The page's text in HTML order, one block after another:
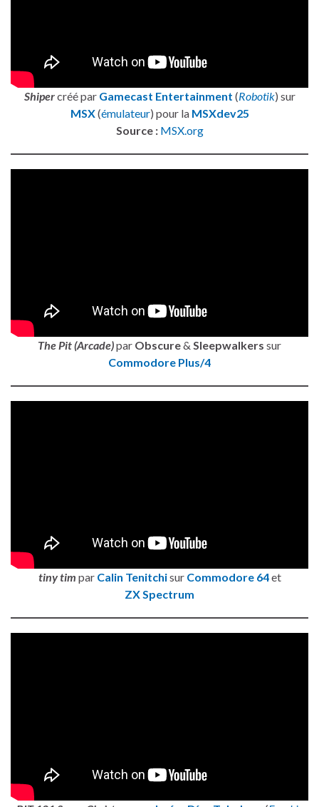
Shipercréé par Gamecast Entertainment (Robotik) sur
MSX(émulateur) pour la MSXdev25
Source : MSX.org
The Pit (Arcade)par Obscure& Sleepwalkers sur
Commodore Plus/4
tiny tim par Calin Tenitchisur Commodore 64et
ZX Spectrum